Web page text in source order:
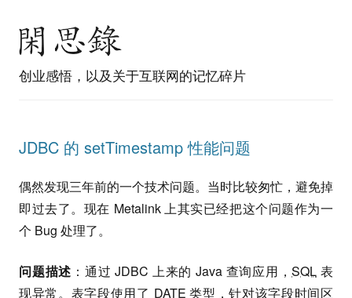
创业感悟，以及关于互联网的记忆碎片
JDBC 的 setTimestamp 性能问题
偶然发现三年前的一个技术问题。当时比较匆忙，避免掉
即过去了。现在 Metalink 上其实已经把这个问题作为一
个 Bug 处理了。
问题描述 ：通过 JDBC 上来的 Java 查询应用，SQL 表
现异常。表字段使用了 DATE 类型，针对该字段时间区